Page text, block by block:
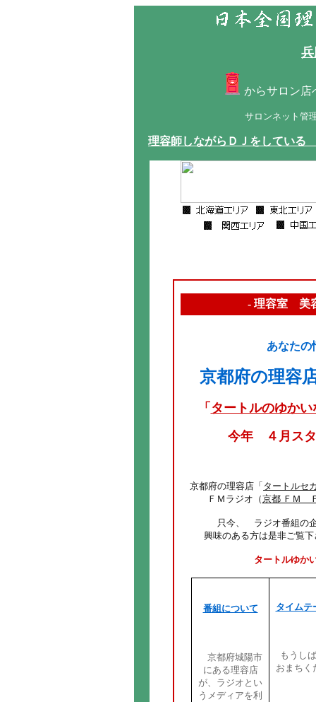
からサロン店
サロンネット管
理容師しながらＤＪをしている
- 理容室 美
あなたの
京都府の理容
「 タートルのゆか
今年 ４月ス
京都府の理容店「 タートルセ
ＦＭラジオ（京都 ＦＭ
只今、 ラジオ番組の
興味のある方は是非ご覧
タートルゆか
番組について
京都府城陽市
にある理容店
が、ラジオとい
うメディアを利
タイムテ
もうし
おまちく